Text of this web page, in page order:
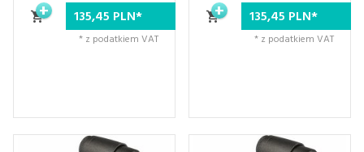
135,45 PLN*
* z podatkiem VAT
135,45 PLN*
* z podatkiem VAT